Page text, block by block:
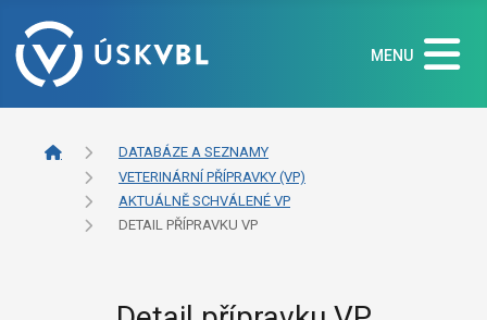
MENU
DATABÁZE A SEZNAMY
VETERINÁRNÍ PŘÍPRAVKY (VP)
AKTUÁLNĚ SCHVÁLENÉ VP
DETAIL PŘÍPRAVKU VP